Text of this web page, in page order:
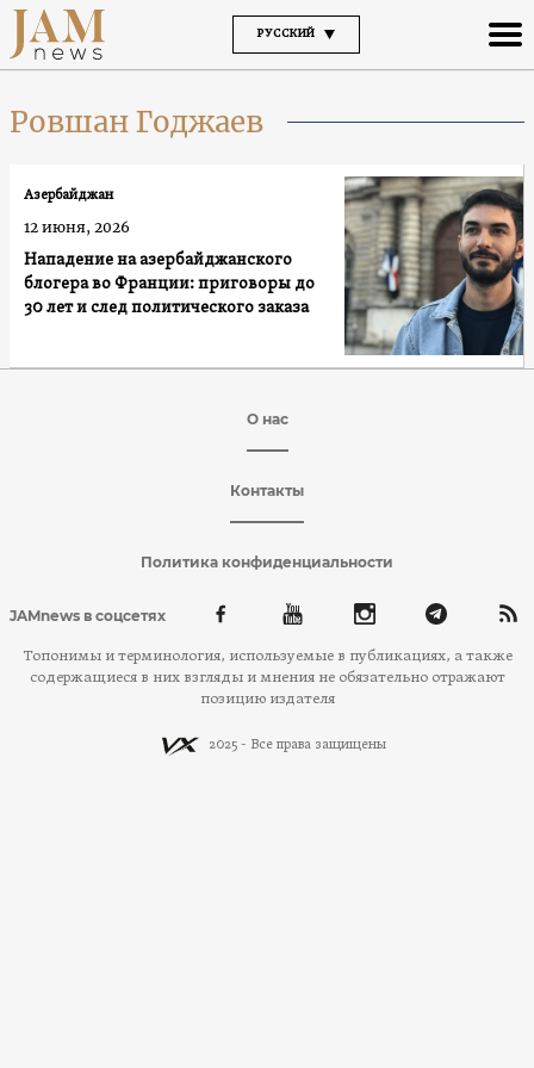
РУССКИЙ
Ровшан Годжаев
Нападение на азербайджанского
блогера во Франции: приговоры до
30 лет и след политического заказа
Азербайджан
12 июня, 2026
О нас
Контакты
Политика конфиденциальности
JAMnews в соцсетях
Топонимы и терминология, используемые в публикациях, а также
содержащиеся в них взгляды и мнения не обязательно отражают
позицию издателя
2025 - Все права защищены